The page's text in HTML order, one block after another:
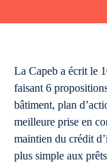
La Capeb a écrit le
faisant 6
bâtiment, plan
meilleure prise en
maintien du crédit
plus simple aux